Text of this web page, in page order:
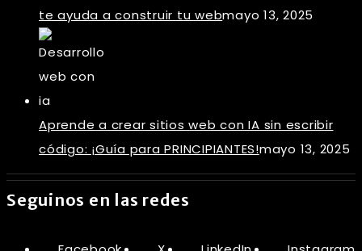
te ayuda a construir tu webmayo 13, 2025
Aprende a crear sitios web con IA sin escribir
código: ¡Guía para PRINCIPIANTES!mayo 13, 2025
Seguinos en las redes